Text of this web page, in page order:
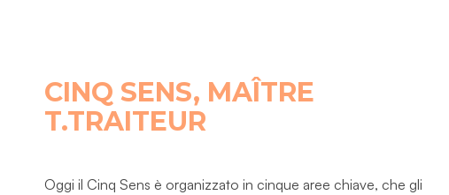
CINQ SENS, MAÎTRE
T.TRAITEUR
Oggi il Cinq Sens è organizzato in cinque aree chiave, che gli